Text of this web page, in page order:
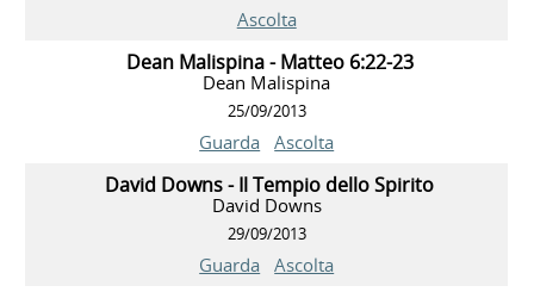
Ascolta
Dean Malispina - Matteo 6:22-23
Dean Malispina
25/09/2013
Guarda Ascolta
David Downs - Il Tempio dello Spirito
David Downs
29/09/2013
Guarda Ascolta